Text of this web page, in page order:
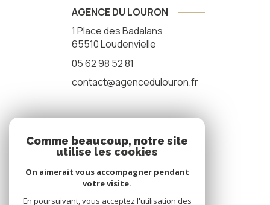
AGENCE DU LOURON
1 Place des Badalans
65510Loudenvielle
05 62 98 52 81
contact@agencedulouron.fr
nous suivre
Comme beaucoup, notre site
utilise les cookies
On aimerait vous accompagner pendant
votre visite.
En poursuivant, vous acceptez l'utilisation des